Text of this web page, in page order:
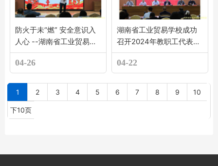
防火于未“燃” 安全意识入
人心 --湖南省工业贸易学
校开展消防安全知识讲座
暨消防逃生疏散演练
04-26
湖南省工业贸易学校成功
召开2024年教职工代表大
会，共谋学校发展蓝图
04-22
1 2 3 4 5 6 7 8 9 10
下10页